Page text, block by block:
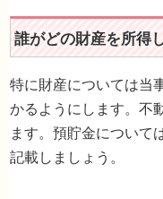
相続人の住所・氏
特に財産については当
かるようにします。不
ます。預貯金について
記載しましょう。